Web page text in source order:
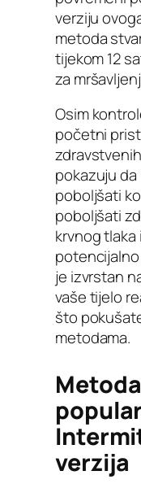
verziju
metoda
tijekom 12
za
Osim
početni
pokazuju
poboljšati
poboljšati
krvnog
je izvrstan
vaše tijelo
što
metodama.
verzija